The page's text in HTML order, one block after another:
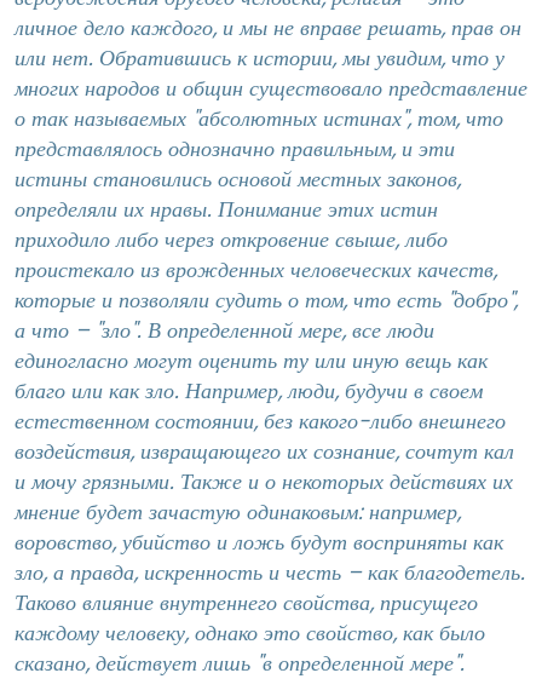
личное дело каждого, и мы не вправе решать, прав он
или нет. Обратившись к истории, мы увидим, что у
многих народов и общин существовало представление
о так называемых "абсолютных истинах", том, что
представлялось однозначно правильным, и эти
истины становились основой местных законов,
определяли их нравы. Понимание этих истин
приходило либо через откровение свыше, либо
проистекало из врожденных человеческих качеств,
которые и позволяли судить о том, что есть "добро",
а что – "зло". В определенной мере, все люди
единогласно могут оценить ту или иную вещь как
благо или как зло. Например, люди, будучи в своем
естественном состоянии, без какого-либо внешнего
воздействия, извращающего их сознание, сочтут кал
и мочу грязными. Также и о некоторых действиях их
мнение будет зачастую одинаковым: например,
воровство, убийство и ложь будут восприняты как
зло, а правда, искренность и честь – как благодетель.
Таково влияние внутреннего свойства, присущего
каждому человеку, однако это свойство, как было
сказано, действует лишь "в определенной мере".